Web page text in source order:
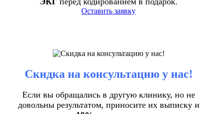
Оставить заявку
Скидка на консультацию у нас!
Если вы обращались в другую клинику, но не
довольны результатом, приносите их выписку и